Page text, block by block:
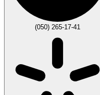
(050) 265-17-41